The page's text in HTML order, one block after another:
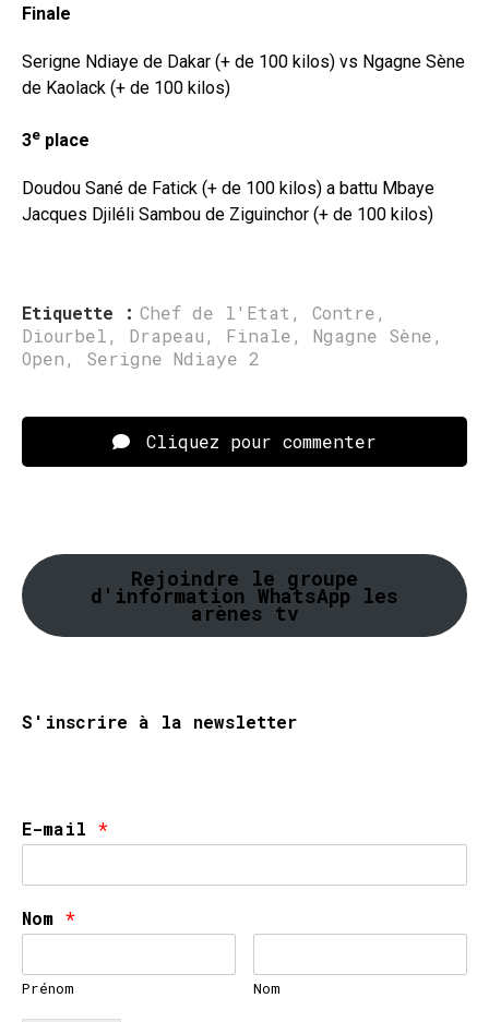
Finale
Serigne Ndiaye de Dakar (+ de 100 kilos) vs Ngagne Sène
de Kaolack (+ de 100 kilos)
3e place
Doudou Sané de Fatick (+ de 100 kilos) a battu Mbaye
Jacques Djiléli Sambou de Ziguinchor (+ de 100 kilos)
Etiquette : Chef de l'Etat , Contre,
Diourbel, Drapeau, Finale, Ngagne Sène,
Open, Serigne Ndiaye 2
Cliquez pour commenter
Rejoindre le groupe
d'information WhatsApp les
arènes tv
S'inscrire à la newsletter
E-mail *
Nom *
Prénom Nom